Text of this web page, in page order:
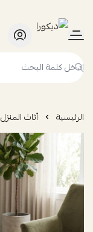
ديكورا
الرئيسية أثاث المنزل